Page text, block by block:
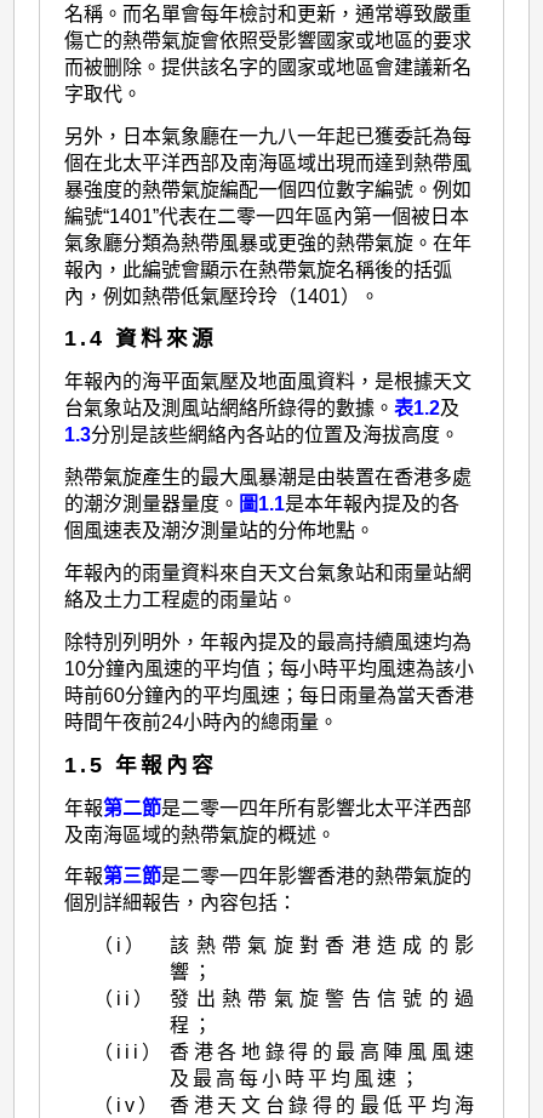
名稱。而名單會每年檢討和更新，通常導致嚴重
傷亡的熱帶氣旋會依照受影響國家或地區的要求
而被删除。提供該名字的國家或地區會建議新名
字取代。
另外，日本氣象廳在一九八一年起已獲委託為每
個在北太平洋西部及南海區域出現而達到熱帶風
暴強度的熱帶氣旋編配一個四位數字編號。例如
編號“1401”代表在二零一四年區內第一個被日本
氣象廳分類為熱帶風暴或更強的熱帶氣旋。在年
報內，此編號會顯示在熱帶氣旋名稱後的括弧
內，例如熱帶低氣壓玲玲（1401）。
1.4 資料來源
年報內的海平面氣壓及地面風資料，是根據天文
台氣象站及測風站網絡所錄得的數據。表1.2及
1.3分別是該些網絡內各站的位置及海拔高度。
熱帶氣旋產生的最大風暴潮是由裝置在香港多處
的潮汐測量器量度。 圖1.1是本年報內提及的各
個風速表及潮汐測量站的分佈地點。
年報內的雨量資料來自天文台氣象站和雨量站網
絡及土力工程處的雨量站。
除特別列明外，年報內提及的最高持續風速均為
10分鐘內風速的平均值；每小時平均風速為該小
時前60分鐘內的平均風速；每日雨量為當天香港
時間午夜前24小時內的總雨量。
1.5 年報內容
年報第二節是二零一四年所有影響北太平洋西部
及南海區域的熱帶氣旋的概述。
年報第三節是二零一四年影響香港的熱帶氣旋的
個別詳細報告，內容包括：
（i）
該熱帶氣旋對香港造成的影
響；
（ii）
發出熱帶氣旋警告信號的過
程；
（iii）
香港各地錄得的最高陣風風速
及最高每小時平均風速；
（iv）
香港天文台錄得的最低平均海